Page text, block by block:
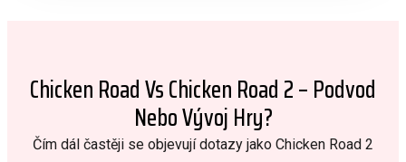
Chicken Road Vs Chicken Road 2 – Podvod
Nebo Vývoj Hry?
Čím dál častěji se objevují dotazy jako Chicken Road 2